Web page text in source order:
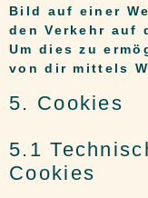
Bild auf einer
den Verkehr auf
Um dies zu
von dir mittels
5. Cookies
5.1
Cookies